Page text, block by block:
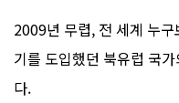
2009년 무렵, 전 세계 누
기를 도입했던 북유럽 국
다.